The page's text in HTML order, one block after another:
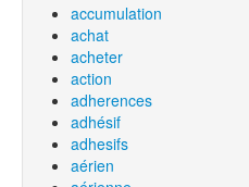
accumulation
achat
acheter
action
adherences
adhésif
adhesifs
aérien